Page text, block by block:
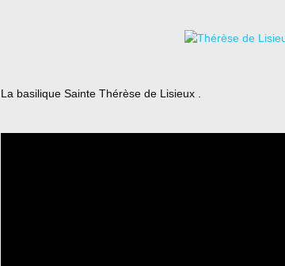
La basilique Sainte Thérèse de Lisieux .